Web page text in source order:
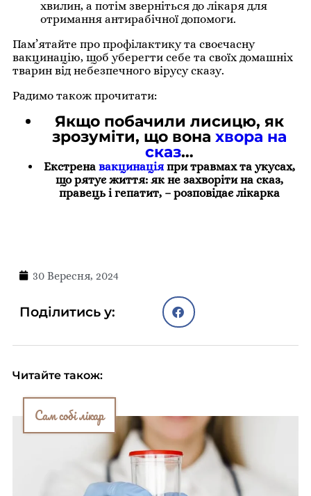
хвилин, а потім зверніться до лікаря для
отримання антирабічної допомоги.
Пам’ятайте про профілактику та своєчасну
вакцинацію, щоб уберегти себе та своїх домашніх
тварин від небезпечного вірусу сказу.
Радимо також прочитати:
Якщо побачили лисицю, як
зрозуміти, що вона хвора на
сказ…
Екстрена вакцинація при травмах та укусах,
що рятує життя: як не захворіти на сказ,
правець і гепатит, – розповідає лікарка
30 Вересня, 2024
Поділитись у:
Читайте також:
Сам собі лікар